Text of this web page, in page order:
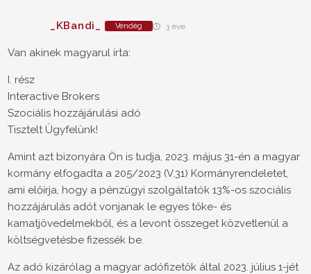
_KBandi_ Vendég 3 éve
Van akinek magyarul írta:
I. rész
Interactive Brokers
Szociális hozzájárulási adó
Tisztelt Ügyfelünk!
Amint azt bizonyára Ön is tudja, 2023. május 31-én a magyar
kormány elfogadta a 205/2023 (V.31) Kormányrendeletet,
ami előírja, hogy a pénzügyi szolgáltatók 13%-os szociális
hozzájárulás adót vonjanak le egyes tőke- és
kamatjövedelmekből, és a levont összeget közvetlenül a
költségvetésbe fizessék be.
Az adó kizárólag a magyar adófizetők által 2023. július 1-jét